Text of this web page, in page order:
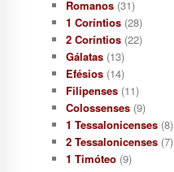
Romanos(31)
1 Coríntios(28)
2 Coríntios(22)
Gálatas(13)
Efésios(14)
Filipenses(11)
Colossenses(9)
1 Tessalonicenses(8)
2 Tessalonicenses(7)
1 Timóteo(9)